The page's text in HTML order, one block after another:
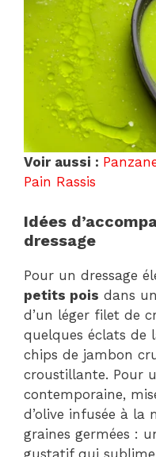
Voir aussi :
Pain Rassis
Idées
dressage
Pour un dressage
petits pois dans
d’un léger filet de
quelques éclats de
chips de jambon
croustillante. Pour
contemporaine,
d’olive infusée à la
graines germées :